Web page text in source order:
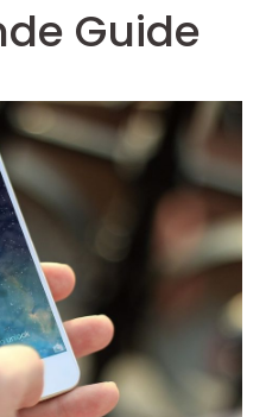
Guide